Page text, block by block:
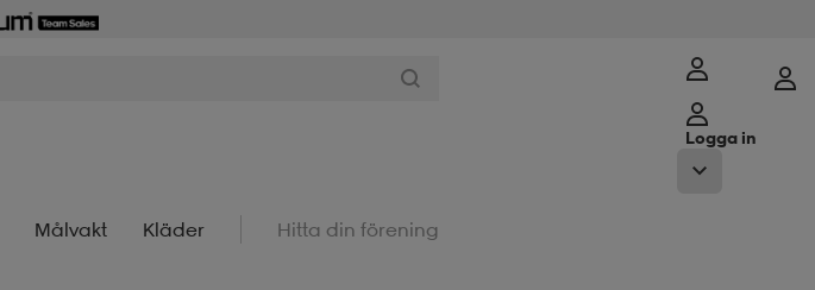
Logga in
Målvakt Kläder Hitta din förening